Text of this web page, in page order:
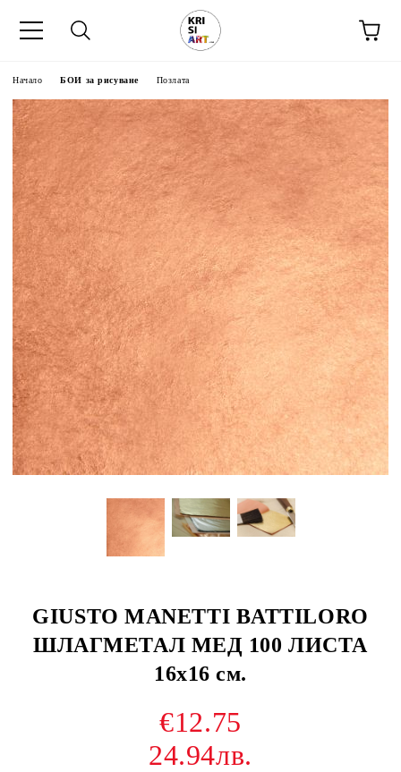
Начало БОИ за рисуване Позлата
GIUSTO MANETTI BATTILORO
ШЛАГМЕТАЛ МЕД 100 ЛИСТА
16x16 см.
€12.75
24.94лв.